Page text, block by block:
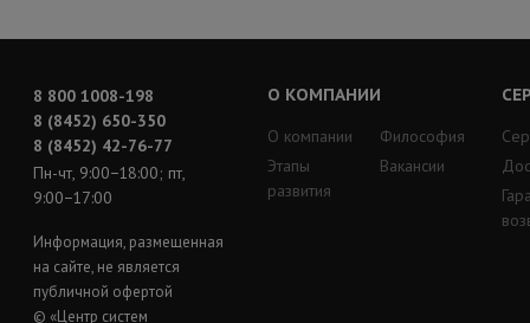
8 800 1008-198
8 (8452) 650-350
8 (8452) 42-76-77
Пн-чт, 9:00−18:00; пт,
9:00−17:00
Информация, размещенная
на сайте, не является
публичной офертой
© «Центр систем
О КОМПАНИИ
О компании
Этапы
развития
Философия
Вакансии